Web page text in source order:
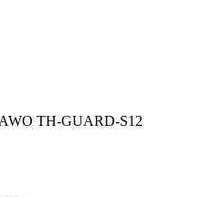
TH-GUARD-S12